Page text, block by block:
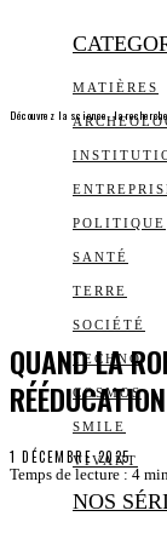
MATIÈRES
POLITIQUE
SANTÉ
TERRE
SOCIÉTÉ
TECHNO
COSMOS
SMILE
VIVANT
NOS
Découvrez la science, la
QUAND LA
1 DÉCEMBRE 2025
Temps de lecture : 4